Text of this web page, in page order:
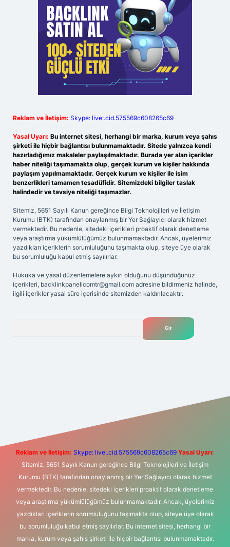
Reklam ve İletişim: Skype: live:.cid.575569c608265c69
Yasal Uyarı: Bu internet sitesi, herhangi bir marka, kurum veya şahıs
şirketi ile hiçbir bağlantısı bulunmamaktadır. Sitede yalnızca kendi
hazırladığımız makaleler paylaşılmaktadır. Burada yer alan içerikler
haber niteliği taşımamakta olup, gerçek kurum ve kişiler hakkında
paylaşım yapılmamaktadır. Gerçek kurum ve kişiler ile isim
benzerlikleri tamamen tesadüfidir. Sitemizdeki bilgiler taslak
halindedir ve tavsiye niteliği taşımazlar.
Sitemiz, 5651 Sayılı Kanun gereğince Bilgi Teknolojileri ve İletişim
Kurumu (BTK) tarafından onaylanmış bir Yer Sağlayıcı olarak hizmet
vermektedir. Bu nedenle, sitedeki içerikleri proaktif olarak denetleme
veya araştırma yükümlülüğümüz bulunmamaktadır. Ancak, üyelerimiz
yazdıkları içeriklerin sorumluluğunu taşımakta olup, siteye üye olarak
bu sorumluluğu kabul etmiş sayılırlar.
Hukuka ve yasal düzenlemelere aykırı olduğunu düşündüğünüz
içerikleri, backlinkpanelicomtr@gmail.com adresine bildirmeniz halinde,
ilgili içerikler yasal süre içerisinde sitemizden kaldırılacaktır.
m elexbet
Reklam ve İletişim: Skype: live:.cid.575569c608265c69 Yasal Uyarı:
Sitemiz, 5651 Sayılı Kanun gereğince Bilgi Teknolojileri ve İletişim
Kurumu (BTK) tarafından onaylanmış bir Yer Sağlayıcı olarak hizmet
vermektedir. Bu nedenle, sitedeki içerikleri proaktif olarak denetleme
veya araştırma yükümlülüğümüz bulunmamaktadır. Ancak, üyelerimiz
yazdıkları içeriklerin sorumluluğunu taşımakta olup, siteye üye olarak
bu sorumluluğu kabul etmiş sayılırlar. Bu internet sitesi, herhangi bir
marka, kurum veya şahıs şirketi ile hiçbir bağlantısı bulunmamaktadır.